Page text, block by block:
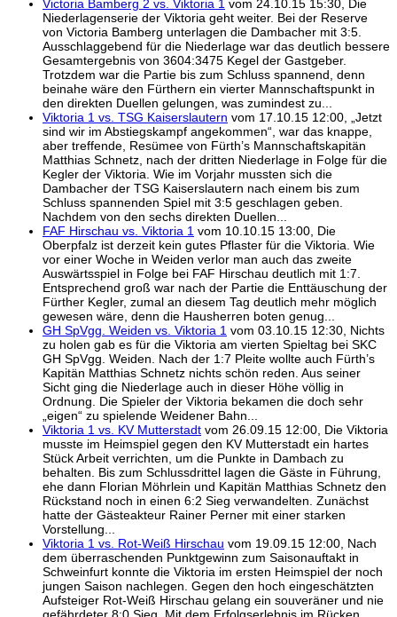
Victoria Bamberg 2 vs. Viktoria 1 vom 24.10.15 15:30, Die
Niederlagenserie der Viktoria geht weiter. Bei der Reserve
von Victoria Bamberg unterlagen die Dambacher mit 3:5.
Ausschlaggebend für die Niederlage war das deutlich bessere
Gesamtergebnis von 3604:3475 Kegel der Gastgeber.
Trotzdem war die Partie bis zum Schluss spannend, denn
beinahe wäre den Fürthern ein vierter Mannschaftspunkt in
den direkten Duellen gelungen, was zumindest zu...
Viktoria 1 vs. TSG Kaiserslautern vom 17.10.15 12:00, „Jetzt
sind wir im Abstiegskampf angekommen“, war das knappe,
aber treffende, Resümee von Fürth’s Mannschaftskapitän
Matthias Schnetz, nach der dritten Niederlage in Folge für die
Kegler der Viktoria. Wie im Vorjahr mussten sich die
Dambacher der TSG Kaiserslautern nach einem bis zum
Schluss spannenden Spiel mit 3:5 geschlagen geben.
Nachdem von den sechs direkten Duellen...
FAF Hirschau vs. Viktoria 1 vom 10.10.15 13:00, Die
Oberpfalz ist derzeit kein gutes Pflaster für die Viktoria. Wie
vor einer Woche in Weiden verlor man auch das zweite
Auswärtsspiel in Folge bei FAF Hirschau deutlich mit 1:7.
Entsprechend groß war nach der Partie die Enttäuschung der
Fürther Kegler, zumal an diesem Tag deutlich mehr möglich
gewesen wäre, denn die Hausherren boten genug...
GH SpVgg. Weiden vs. Viktoria 1 vom 03.10.15 12:30, Nichts
zu holen gab es für die Viktoria am vierten Spieltag bei SKC
GH SpVgg. Weiden. Nach der 1:7 Pleite wollte auch Fürth’s
Kapitän Matthias Schnetz nichts schön reden. Aus seiner
Sicht ging die Niederlage auch in dieser Höhe völlig in
Ordnung. Die Spieler der Viktoria bekamen die doch sehr
„eigen“ zu spielende Weidener Bahn...
Viktoria 1 vs. KV Mutterstadt vom 26.09.15 12:00, Die Viktoria
musste im Heimspiel gegen den KV Mutterstadt ein hartes
Stück Arbeit verrichten, um die Punkte in Dambach zu
behalten. Bis zum Schlussdrittel lagen die Gäste in Führung,
ehe dann Florian Möhrlein und Kapitän Matthias Schnetz den
Rückstand noch in einen 6:2 Sieg verwandelten. Zunächst
hatte der Gästeakteur Rainer Perner mit einer starken
Vorstellung...
Viktoria 1 vs. Rot-Weiß Hirschau vom 19.09.15 12:00, Nach
dem überraschenden Punktgewinn zum Saisonauftakt in
Schweinfurt konnte die Viktoria im ersten Heimspiel der noch
jungen Saison nachlegen. Gegen den hoch eingeschätzten
Aufsteiger Rot-Weiß Hirschau gelang ein souveräner und nie